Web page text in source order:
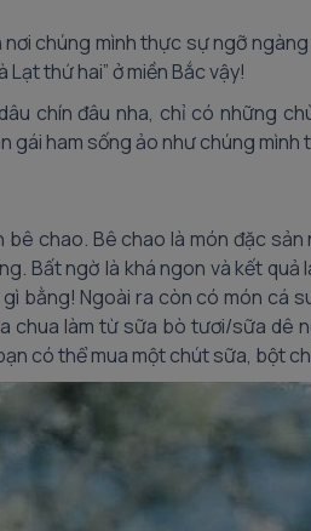
chúng mình thực sự ngỡ
thứ hai” ở miền Bắc vậy!
chín đâu nha, chỉ có những
gái ham sống ảo như chúng
bê chao. Bê chao là món đặc
Bất ngờ là khá ngon và kết quả
bằng! Ngoài ra còn có món cá
chua làm từ sữa bò tươi/sữa dê
có thể mua một chút sữa, bột